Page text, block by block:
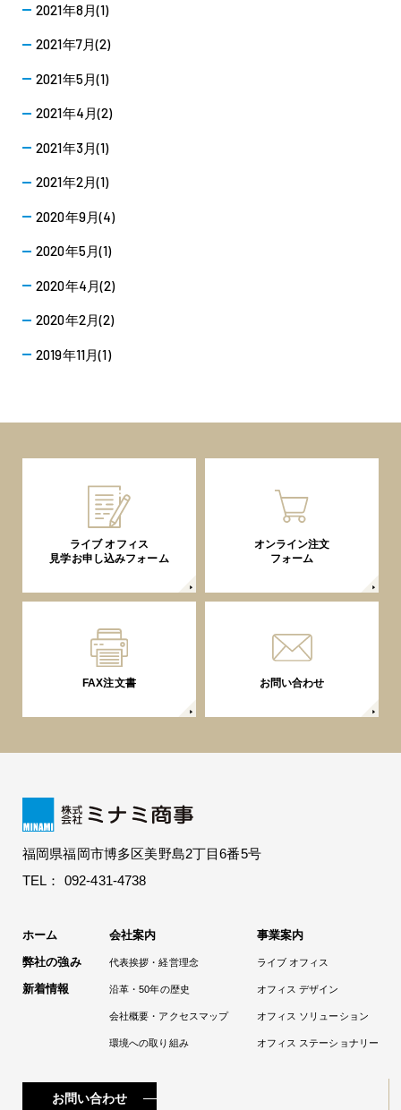
2021年8月(1)
2021年7月(2)
2021年5月(1)
2021年4月(2)
2021年3月(1)
2021年2月(1)
2020年9月(4)
2020年5月(1)
2020年4月(2)
2020年2月(2)
2019年11月(1)
ライブ オフィス
見学お申し込みフォーム
オンライン注文
フォーム
FAX注文書 お問い合わせ
福岡県福岡市博多区美野島2丁目6番5号
TEL： 092-431-4738
ホーム
弊社の強み
新着情報
会社案内
代表挨拶・経営理念
沿革・50年の歴史
会社概要・アクセスマップ
環境への取り組み
事業案内
ライブ オフィス
オフィス デザイン
オフィス ソリューション
オフィス ステーショナリー
お問い合わせ